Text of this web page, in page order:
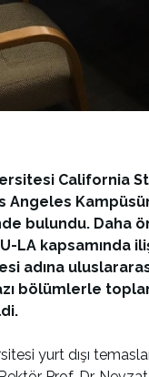
California
Angeles
bulundu. Daha
LA kapsamında
adına
bölümlerle
yurt dışı